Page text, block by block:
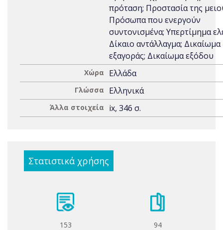
πρόταση; Προστασία της
Πρόσωπα που ενεργούν
συντονισμένα; Υπερτίμημα
Δίκαιο αντάλλαγμα; Δικαίωμα
εξαγοράς; Δικαίωμα εξόδου
Χώρα Ελλάδα
Γλώσσα Ελληνικά
Άλλα στοιχεία ix, 346 σ.
Στατιστικά χρήσης
153 94